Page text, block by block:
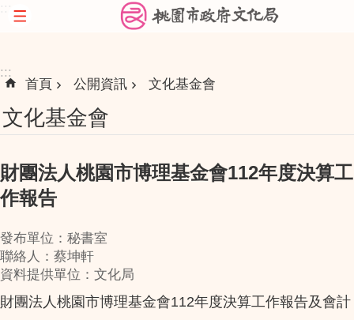
跳到主要內容區塊
:::
首頁 公開資訊 文化基金會
文化基金會
財團法人桃園市博理基金會112年度決算工
作報告
發布單位：秘書室
聯絡人：蔡坤軒
資料提供單位：文化局
財團法人桃園市博理基金會112年度決算工作報告及會計